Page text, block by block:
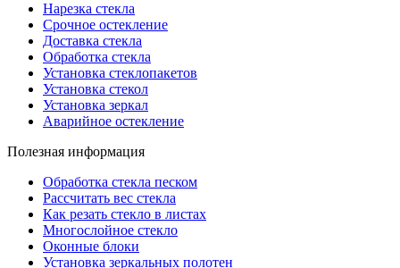
Нарезка стекла
Cрочное остекление
Доставка стекла
Обработка стекла
Установка стеклопакетов
Установка стекол
Установка зеркал
Аварийное остекление
Полезная информация
Обработка стекла песком
Рассчитать вес стекла
Как резать стекло в листах
Многослойное стекло
Оконные блоки
Установка зеркальных полотен